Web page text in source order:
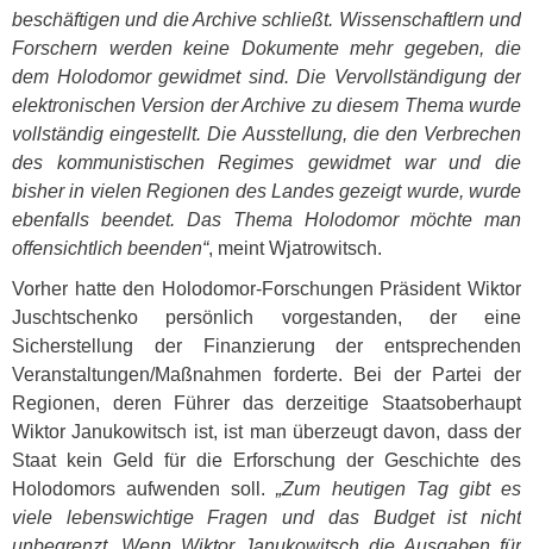
beschäftigen und die Archive schließt. Wissenschaftlern und
Forschern werden keine Dokumente mehr gegeben, die
dem Holodomor gewidmet sind. Die Vervollständigung der
elektronischen Version der Archive zu diesem Thema wurde
vollständig eingestellt. Die Ausstellung, die den Verbrechen
des kommunistischen Regimes gewidmet war und die
bisher in vielen Regionen des Landes gezeigt wurde, wurde
ebenfalls beendet. Das Thema Holodomor möchte man
offensichtlich beenden“, meint Wjatrowitsch.
Vorher hatte den Holodomor-Forschungen Präsident Wiktor
Juschtschenko persönlich vorgestanden, der eine
Sicherstellung der Finanzierung der entsprechenden
Veranstaltungen/Maßnahmen forderte. Bei der Partei der
Regionen, deren Führer das derzeitige Staatsoberhaupt
Wiktor Janukowitsch ist, ist man überzeugt davon, dass der
Staat kein Geld für die Erforschung der Geschichte des
Holodomors aufwenden soll.„Zum heutigen Tag gibt es
viele lebenswichtige Fragen und das Budget ist nicht